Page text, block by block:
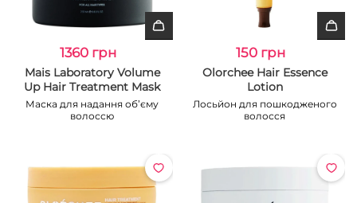
1360 грн
Mais Laboratory Volume
Up Hair Treatment Mask
Маска для надання об’єму
волоссю
150 грн
Olorchee Hair Essence
Lotion
Лосьйон для пошкодженого
волосся